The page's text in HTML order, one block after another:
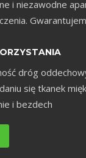
i niezawodne
dróg
się tkanek
i bezdech